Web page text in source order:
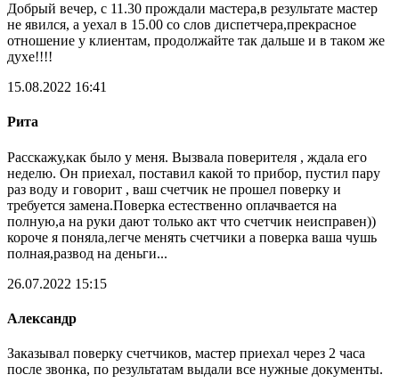
Добрый вечер, с 11.30 прождали мастера,в результате мастер
не явился, а уехал в 15.00 со слов диспетчера,прекрасное
отношение у клиентам, продолжайте так дальше и в таком же
духе!!!!
15.08.2022 16:41
Рита
Расскажу,как было у меня. Вызвала поверителя , ждала его
неделю. Он приехал, поставил какой то прибор, пустил пару
раз воду и говорит , ваш счетчик не прошел поверку и
требуется замена.Поверка естественно оплачвается на
полную,а на руки дают только акт что счетчик неисправен))
короче я поняла,легче менять счетчики а поверка ваша чушь
полная,развод на деньги...
26.07.2022 15:15
Александр
Заказывал поверку счетчиков, мастер приехал через 2 часа
после звонка, по результатам выдали все нужные документы.